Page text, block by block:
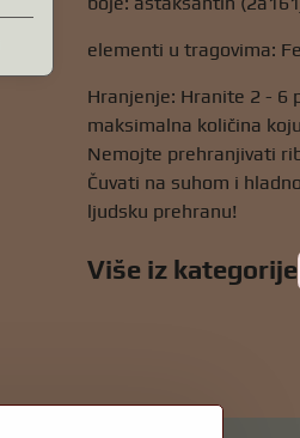
elementi u tragovima:
Hranjenje: Hranite 2 - 6
maksimalna količina
Nemojte prehranjivati
Čuvati na suhom i
ljudsku prehranu!
Više iz kategorije